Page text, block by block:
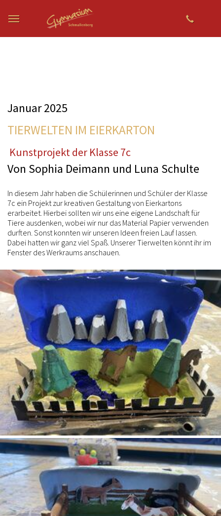
Januar 2025
TIERWELTEN IM EIERKARTON
Kunstprojekt der Klasse 7c
Von Sophia Deimann und Luna Schulte
In diesem Jahr haben die Schülerinnen und Schüler der Klasse
7c ein Projekt zur kreativen Gestaltung von Eierkartons
erarbeitet. Hierbei sollten wir uns eine eigene Landschaft für
Tiere ausdenken, wobei wir nur das Material Papier verwenden
durften. Sonst konnten wir unseren Ideen freien Lauf lassen.
Dabei hatten wir ganz viel Spaß. Unserer Tierwelten könnt ihr im
Fenster des Werkraums anschauen.